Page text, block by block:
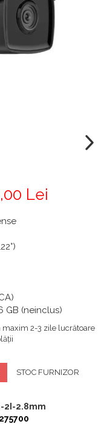
Lei
GB (neinclus)
maxim 2-3 zile lucrătoare
STOC FURNIZOR
2I-2.8mm